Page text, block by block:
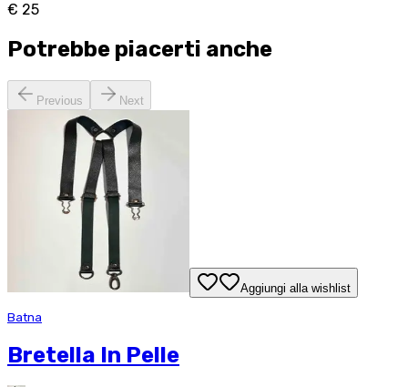
€ 25
Potrebbe piacerti anche
Previous Next
Aggiungi alla wishlist
Batna
Bretella In Pelle